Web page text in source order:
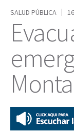
SALUD PÚBLICA